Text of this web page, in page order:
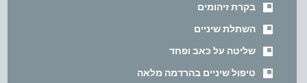
בקרת זיהומים
השתלת שיניים
שליטה על כאב ופחד
טיפול שיניים בהרדמה מלאה